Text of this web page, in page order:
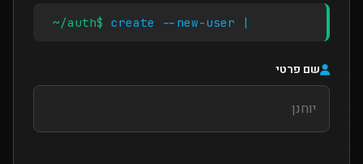
~/auth$ create --new-user
שם פרטי